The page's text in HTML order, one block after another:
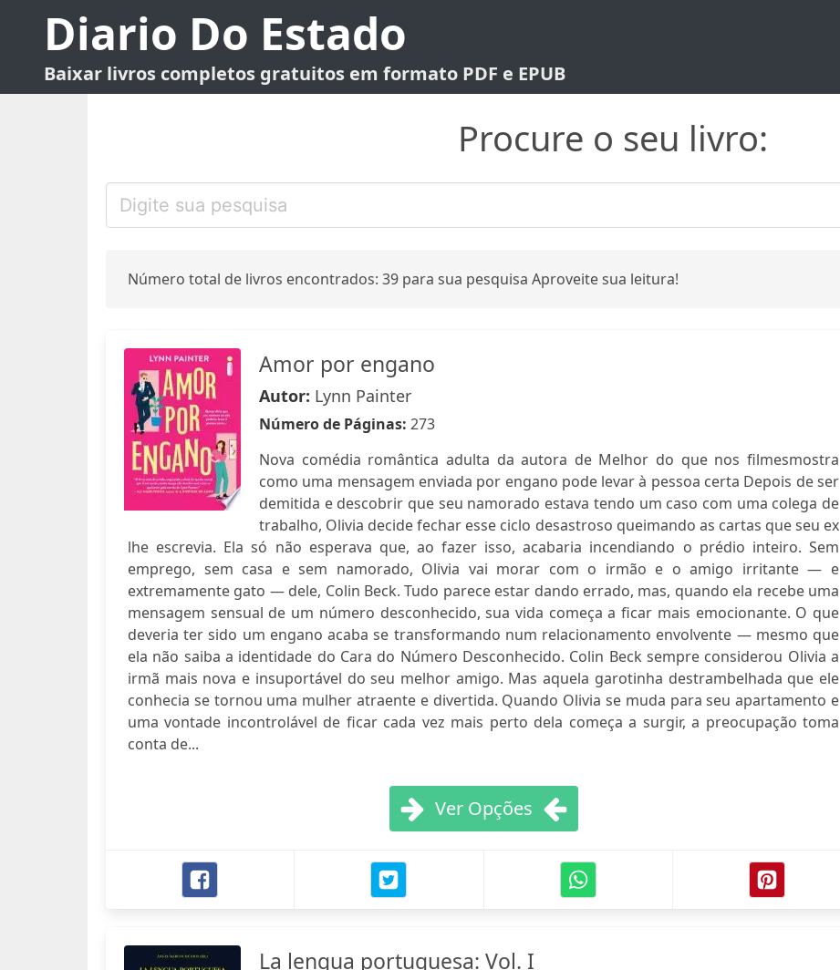
Diario Do Estado
Baixar livros completos gratuitos em formato PDF e EPUB
Procure o seu livro:
Número total de livros encontrados: 39 para sua pesquisa Aproveite sua leitura!
Amor por engano
Autor: Lynn Painter
Número de Páginas: 273
Nova comédia romântica adulta da autora de Melhor do que nos filmesmostra
como uma mensagem enviada por engano pode levar à pessoa certa Depois de ser
demitida e descobrir que seu namorado estava tendo um caso com uma colega de
trabalho, Olivia decide fechar esse ciclo desastroso queimando as cartas que seu ex
lhe escrevia. Ela só não esperava que, ao fazer isso, acabaria incendiando o prédio inteiro. Sem
emprego, sem casa e sem namorado, Olivia vai morar com o irmão e o amigo irritante — e
extremamente gato — dele, Colin Beck. Tudo parece estar dando errado, mas, quando ela recebe uma
mensagem sensual de um número desconhecido, sua vida começa a ficar mais emocionante. O que
deveria ter sido um engano acaba se transformando num relacionamento envolvente — mesmo que
ela não saiba a identidade do Cara do Número Desconhecido. Colin Beck sempre considerou Olivia a
irmã mais nova e insuportável do seu melhor amigo. Mas aquela garotinha destrambelhada que ele
conhecia se tornou uma mulher atraente e divertida. Quando Olivia se muda para seu apartamento e
uma vontade incontrolável de ficar cada vez mais perto dela começa a surgir, a preocupação toma
conta de...
Ver Opções
La lengua portuguesa: Vol. I